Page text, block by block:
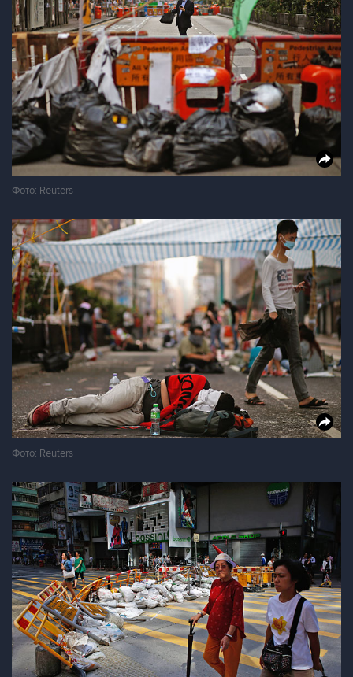
Фото: Reuters
Фото: Reuters